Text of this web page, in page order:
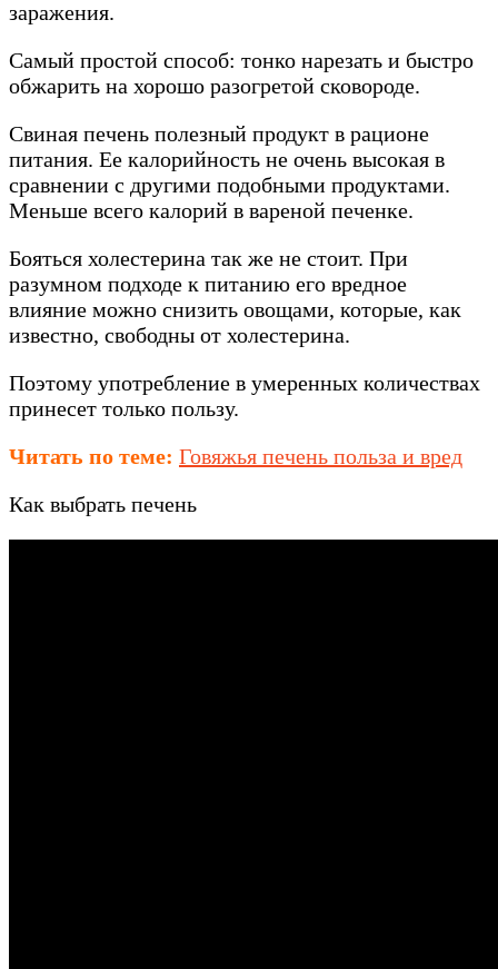
заражения.
Самый простой способ: тонко нарезать и быстро
обжарить на хорошо разогретой сковороде.
Свиная печень полезный продукт в рационе
питания. Ее калорийность не очень высокая в
сравнении с другими подобными продуктами.
Меньше всего калорий в вареной печенке.
Бояться холестерина так же не стоит. При
разумном подходе к питанию его вредное
влияние можно снизить овощами, которые, как
известно, свободны от холестерина.
Поэтому употребление в умеренных количествах
принесет только пользу.
Читать по теме: Говяжья печень польза и вред
Как выбрать печень